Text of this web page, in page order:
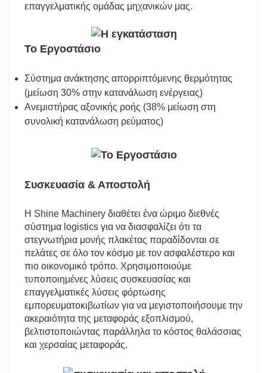
επαγγελματικής ομάδας μηχανικών μας.
Το Εργοστάσιο
Σύστημα ανάκτησης απορριπτόμενης θερμότητας
(μείωση 30% στην κατανάλωση ενέργειας)
Ανεμιστήρας αξονικής ροής (38% μείωση στη
συνολική κατανάλωση ρεύματος)
Συσκευασία & Αποστολή
Η Shine Machinery διαθέτει ένα ώριμο διεθνές
σύστημα logistics για να διασφαλίζει ότι τα
στεγνωτήρια μονής πλακέτας παραδίδονται σε
πελάτες σε όλο τον κόσμο με τον ασφαλέστερο και
πιο οικονομικό τρόπο. Χρησιμοποιούμε
τυποποιημένες λύσεις συσκευασίας και
επαγγελματικές λύσεις φόρτωσης
εμπορευματοκιβωτίων για να μεγιστοποιήσουμε την
ακεραιότητα της μεταφοράς εξοπλισμού,
βελτιστοποιώντας παράλληλα το κόστος θαλάσσιας
και χερσαίας μεταφοράς.